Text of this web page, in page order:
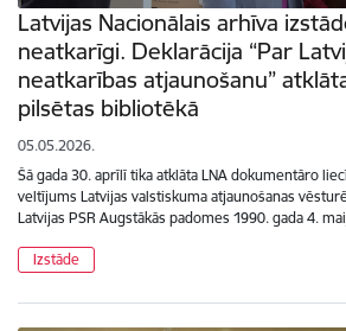
Latvijas Nacionālais arhīva
neatkarīgi. Deklarācija “Par
neatkarības atjaunošanu”
pilsētas bibliotēkā
05.05.2026.
Šā gada 30. aprīlī tika atklāta LNA dokumentāro
veltījums Latvijas valstiskuma atjaunošanas
Latvijas PSR Augstākās padomes 1990. gada 4.
Izstāde